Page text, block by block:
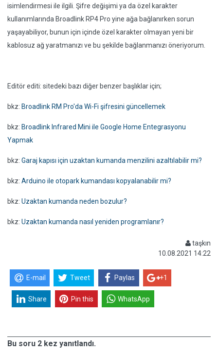
isimlendirmesi ile ilgili. Şifre değişimi ya da özel karakter
kullanımlarında Broadlink RP4 Pro yine ağa bağlanırken sorun
yaşayabiliyor, bunun için içinde özel karakter olmayan yeni bir
kablosuz ağ yaratmanızı ve bu şekilde bağlanmanızı öneriyorum.
Editör editi: sitedeki bazı diğer benzer başlıklar için;
bkz: Broadlink RM Pro'da Wi-Fi şifresini güncellemek
bkz: Broadlink Infrared Mini ile Google Home Entegrasyonu
Yapmak
bkz: Garaj kapısı için uzaktan kumanda menzilini azaltılabilir mi?
bkz: Arduino ile otopark kumandası kopyalanabilir mi?
bkz: Uzaktan kumanda neden bozulur?
bkz: Uzaktan kumanda nasıl yeniden programlanır?
taşkın
10.08.2021 14:22
E-mail Tweet Paylas +1
Share Pin this WhatsApp
Bu soru 2 kez yanıtlandı.